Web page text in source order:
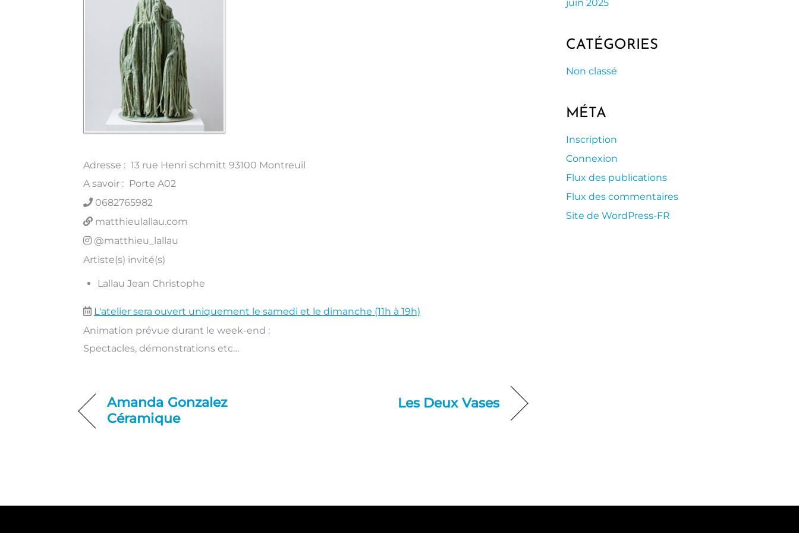
Adresse : 13 rue Henri schmitt 93100 Montreuil
A savoir : Porte A02
0682765982
matthieulallau.com
@matthieu_lallau
Artiste(s) invité(s)
Lallau Jean Christophe
L'atelier sera ouvert uniquement le samedi et le dimanche (11h à 19h)
Animation prévue durant le week-end :
Spectacles, démonstrations etc…
Amanda Gonzalez
Céramique
Les Deux Vases
juin 2025
CATÉGORIES
Non classé
MÉTA
Inscription
Connexion
Flux des publications
Flux des commentaires
Site de WordPress-FR